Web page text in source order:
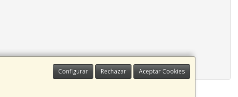
Configurar Rechazar Aceptar Cookies